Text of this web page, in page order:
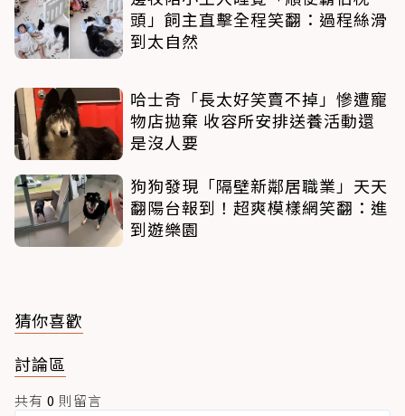
頭」飼主直擊全程笑翻：過程絲滑
到太自然
哈士奇「長太好笑賣不掉」慘遭寵
物店拋棄 收容所安排送養活動還
是沒人要
狗狗發現「隔壁新鄰居職業」天天
翻陽台報到！超爽模樣網笑翻：進
到遊樂園
猜你喜歡
討論區
共有 0 則留言